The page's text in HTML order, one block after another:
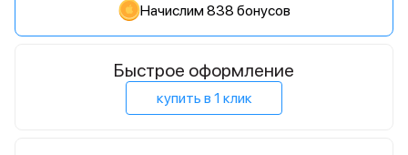
Начислим 838 бонусов
Быстрое оформление
купить в 1 клик